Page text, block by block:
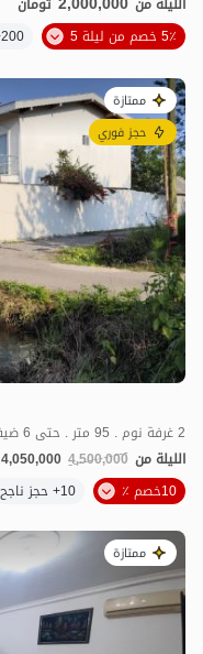
5٪ خصم من ليلة 5
200+ حجز ناجح
ممتازة
حجز فوري
2 غرفة نوم . 95 متر . حتى 6 ضيف
الليلة من 4,500,000
4,050,000
10خصم ٪
10+ حجز ناجح
ممتازة